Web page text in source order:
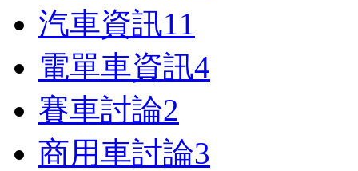
汽車資訊11
電單車資訊4
賽車討論2
商用車討論3